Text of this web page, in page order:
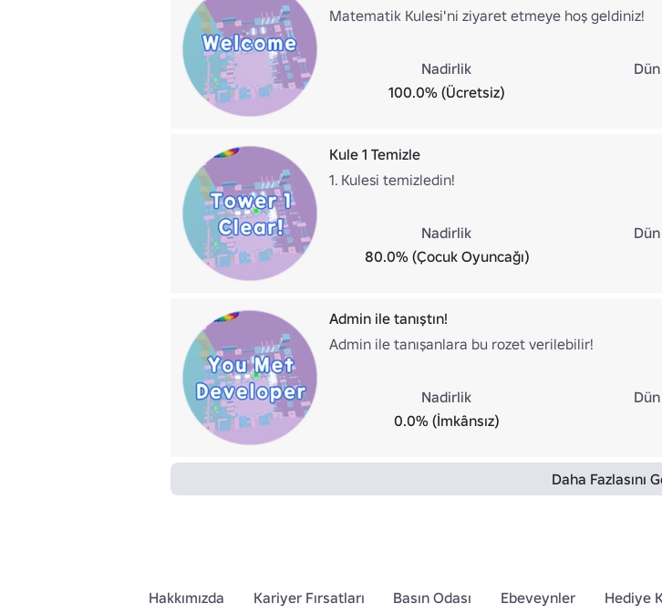
Matematik Kulesi'ni ziyaret etmeye hoş geldiniz!
Nadirlik
100.0% (Ücretsiz)
Kule 1 Temizle
1. Kulesi temizledin!
Nadirlik
80.0% (Çocuk Oyuncağı)
Admin ile tanıştın!
Admin ile tanışanlara bu rozet verilebilir!
Nadirlik
0.0% (İmkânsız)
Daha Fazlasını
Hakkımızda Kariyer Fırsatları Basın Odası Ebeveynler Hediye